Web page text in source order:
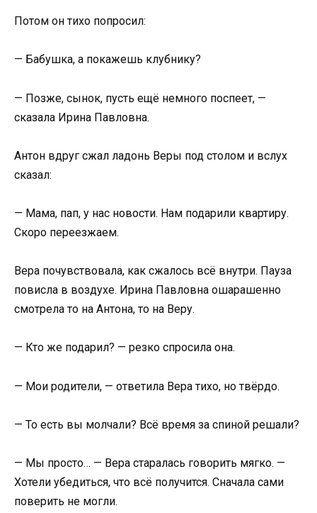
Потом он тихо попросил:
— Бабушка, а покажешь клубнику?
— Позже, сынок, пусть ещё немного поспеет, —
сказала Ирина Павловна.
Антон вдруг сжал ладонь Веры под столом и вслух
сказал:
— Мама, пап, у нас новости. Нам подарили квартиру.
Скоро переезжаем.
Вера почувствовала, как сжалось всё внутри. Пауза
повисла в воздухе. Ирина Павловна ошарашенно
смотрела то на Антона, то на Веру.
— Кто же подарил? — резко спросила она.
— Мои родители, — ответила Вера тихо, но твёрдо.
— То есть вы молчали? Всё время за спиной решали?
— Мы просто… — Вера старалась говорить мягко. —
Хотели убедиться, что всё получится. Сначала сами
поверить не могли.